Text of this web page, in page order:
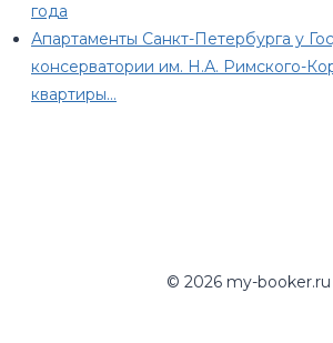
года
Апартаменты Санкт-Петербурга у
консерватории им. Н.А. Римского-
квартиры…
© 2026 my-booker.ru